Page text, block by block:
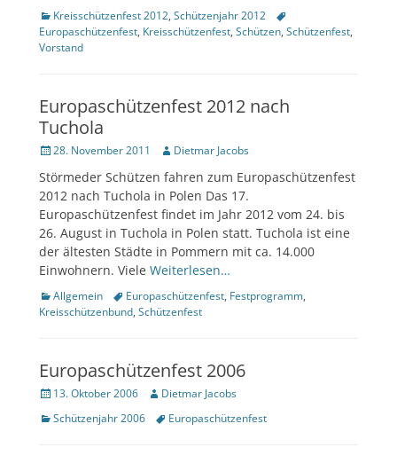
Kategorien
Kreisschützenfest 2012, Schützenjahr 2012
Tags
Europaschützenfest, Kreisschützenfest, Schützen, Schützenfest,
Vorstand
Europaschützenfest 2012 nach
Tuchola
Veröffentlicht
28. November 2011 Author
Dietmar Jacobs
Störmeder Schützen fahren zum Europaschützenfest
2012 nach Tuchola in Polen Das 17.
Europaschützenfest findet im Jahr 2012 vom 24. bis
26. August in Tuchola in Polen statt. Tuchola ist eine
der ältesten Städte in Pommern mit ca. 14.000
Einwohnern. Viele Weiterlesen…
Kategorien
Allgemein TagsEuropaschützenfest, Festprogramm,
Kreisschützenbund, Schützenfest
Europaschützenfest 2006
Veröffentlicht
13. Oktober 2006 Author
Dietmar Jacobs
Kategorien
Schützenjahr 2006 TagsEuropaschützenfest